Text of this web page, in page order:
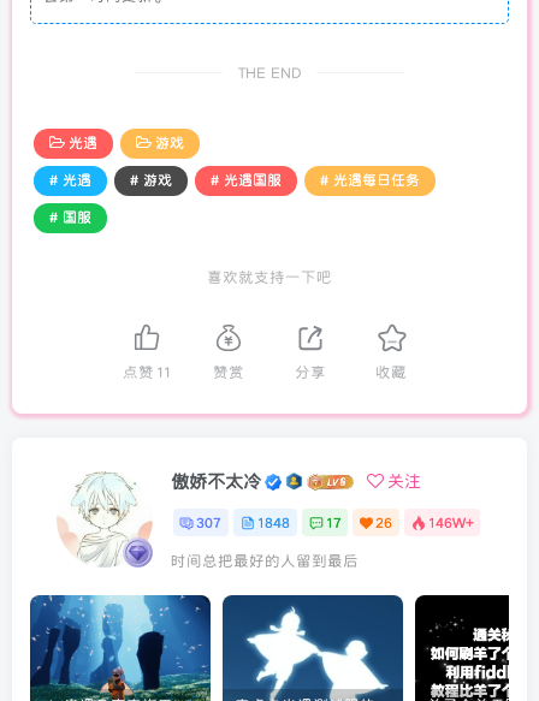
THE END
光遇 游戏
# 光遇 # 游戏 # 光遇国服 # 光遇每日任务
# 国服
喜欢就支持一下吧
点赞 11 赞赏 分享 收藏
傲娇不太冷 关注
307 1848 17 26 146W+
时间总把最好的人留到最后